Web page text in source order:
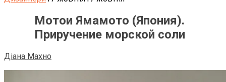
Мотои Ямамото (Япония).
Приручение морской соли
Діана Махно